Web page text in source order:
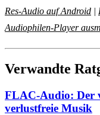
Res-Audio auf Android |
Audiophilen-Player
Verwandte
FLAC-Audio: Der
verlustfreie Musik